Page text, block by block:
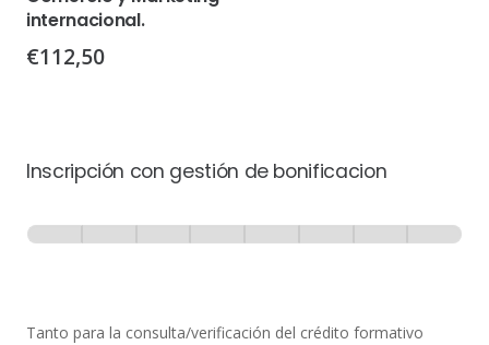
internacional.
€112,50
Inscripción con gestión de bonificacion
-
de
Tanto para la consulta/verificación del crédito formativo